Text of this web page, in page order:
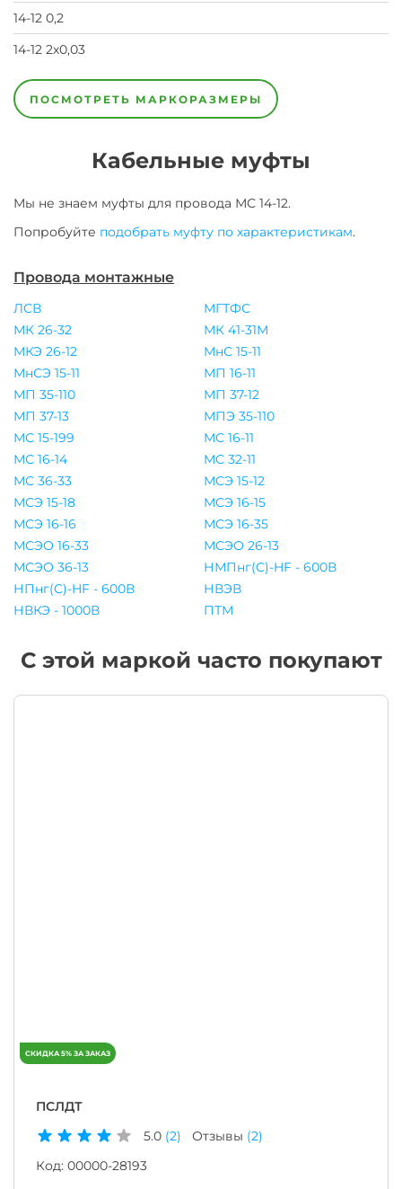
14-12 0,2
14-12 2х0,03
14-12
2х0,05
14-12
2х0,08
14-12
2х0,12
14-12
2х0,2ПОСМОТРЕТЬ МАРКОРАЗМЕРЫ
Кабельные муфты
Мы не знаем муфты для провода МС 14-12.
Попробуйте подобрать муфту по характеристикам.
Провода монтажные
ЛСВ
МГТФС
МК 26-32
МК 41-31М
МКЭ 26-12
МнС 15-11
МнСЭ 15-11
МП 16-11
МП 35-110
МП 37-12
МП 37-13
МПЭ 35-110
МС 15-199
МС 16-11
МС 16-14
МС 32-11
МС 36-33
МСЭ 15-12
МСЭ 15-18
МСЭ 16-15
МСЭ 16-16
МСЭ 16-35
МСЭО 16-33
МСЭО 26-13
МСЭО 36-13
НМПнг(C)-HF - 600В
НПнг(C)-HF - 600В
НВЭВ
НВКЭ - 1000В
ПТМ
С этой маркой часто покупают
ПСЛДТ
5.0 (2) Отзывы (2)
Код: 00000-28193